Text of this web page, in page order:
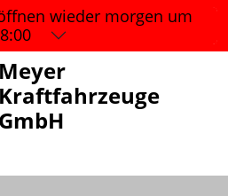
wieder morgen um
Meyer
Kraftfahrzeuge
GmbH